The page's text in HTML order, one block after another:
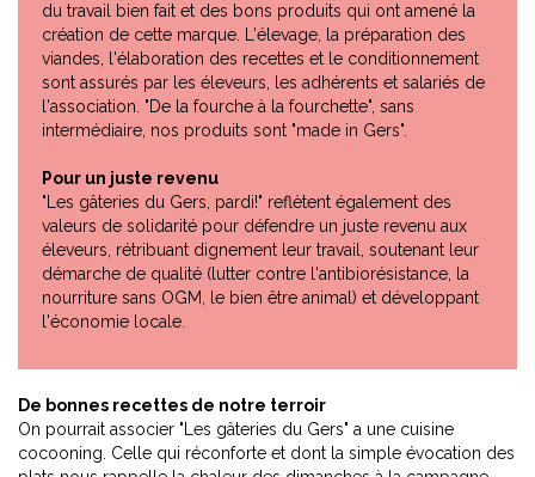
du travail bien fait et des bons produits qui ont amené la
création de cette marque. L'élevage, la préparation des
viandes, l'élaboration des recettes et le conditionnement
sont assurés par les éleveurs, les adhérents et salariés de
l'association. "De la fourche à la fourchette", sans
intermédiaire, nos produits sont "made in Gers".
Pour un juste revenu
"Les gâteries du Gers, pardi!" reflètent également des
valeurs de solidarité pour défendre un juste revenu aux
éleveurs, rétribuant dignement leur travail, soutenant leur
démarche de qualité (lutter contre l'antibiorésistance, la
nourriture sans OGM, le bien être animal) et développant
l'économie locale.
De bonnes recettes de notre terroir
On pourrait associer "Les gâteries du Gers" a une cuisine
cocooning. Celle qui réconforte et dont la simple évocation des